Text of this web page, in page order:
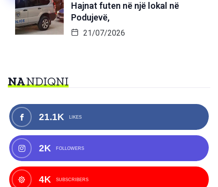
Hajnat futen në një lokal në
Podujevë,
21/07/2026
NANDIQNI
21.1K LIKES
2K FOLLOWERS
4K SUBSCRIBERS